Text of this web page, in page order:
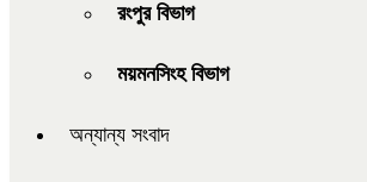
রংপুর বিভাগ
ময়মনসিংহ বিভাগ
অন্যান্য সংবাদ